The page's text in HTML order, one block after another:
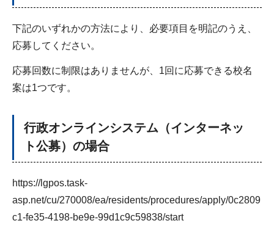
下記のいずれかの方法により、必要項目を明記のうえ、
応募してください。
応募回数に制限はありませんが、1回に応募できる校名
案は1つです。
行政オンラインシステム（インターネッ
ト公募）の場合
https://lgpos.task-
asp.net/cu/270008/ea/residents/procedures/apply/0c2809
c1-fe35-4198-be9e-99d1c9c59838/start